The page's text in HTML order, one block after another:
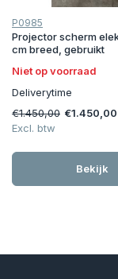
P0985
Projector scherm
cm breed, gebruikt
Niet op voorraad
Deliverytime
€1.450,00 €1.450,00
Excl. btw
Bekijk